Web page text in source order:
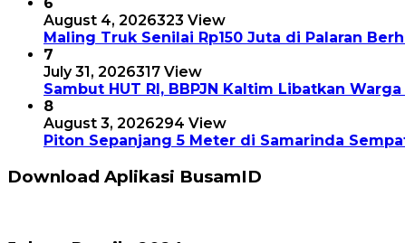
August 4, 2026323 View
Maling Truk Senilai Rp150 Juta di Palaran
7
July 31, 2026317 View
Sambut HUT RI, BBPJN Kaltim Libatkan
8
August 3, 2026294 View
Piton Sepanjang 5 Meter di Samarinda
Download Aplikasi BusamID